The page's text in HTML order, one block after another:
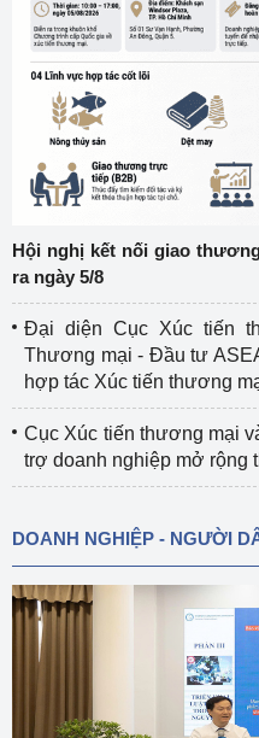
Hội nghị kết nối giao
ra ngày 5/8
Đại diện Cục Xúc tiến
Thương mại - Đầu tư
hợp tác Xúc tiến thương
Cục Xúc tiến thương mại
trợ doanh nghiệp mở rộng
DOANH NGHIỆP - NGƯỜI